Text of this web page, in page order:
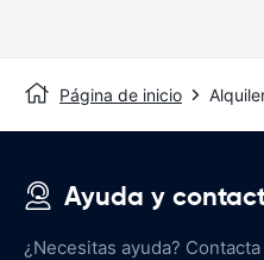
Página de inicio
Ayuda y
¿Necesitas ayuda?